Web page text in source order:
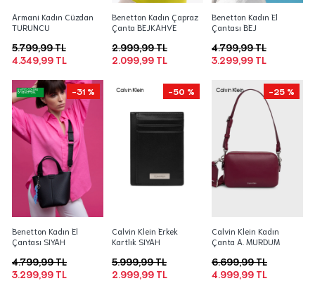
Armani Kadın Cüzdan
TURUNCU
4.349,99 TL
5.799,99 TL
Benetton Kadın Çapraz
Çanta BEJKAHVE
2.099,99 TL
2.999,99 TL
Benetton Kadın El
Çantası BEJ
3.299,99 TL
4.799,99 TL
-31 %
Benetton Kadın El
Çantası SIYAH
3.299,99 TL
4.799,99 TL
-50 %
Calvin Klein Erkek
Kartlık SIYAH
2.999,99 TL
5.999,99 TL
-25 %
Calvin Klein Kadın
Çanta A. MURDUM
4.999,99 TL
6.699,99 TL